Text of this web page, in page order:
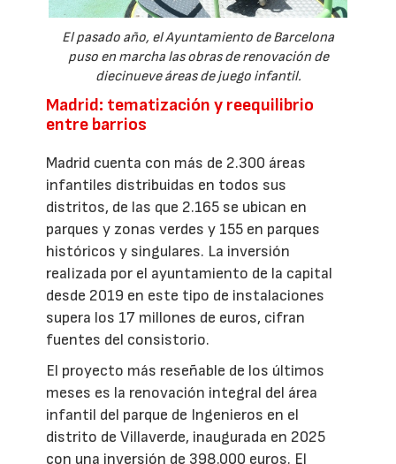
El pasado año, el Ayuntamiento de Barcelona
puso en marcha las obras de renovación de
diecinueve áreas de juego infantil.
Madrid: tematización y reequilibrio
entre barrios
Madrid cuenta con más de 2.300 áreas
infantiles distribuidas en todos sus
distritos, de las que 2.165 se ubican en
parques y zonas verdes y 155 en parques
históricos y singulares. La inversión
realizada por el ayuntamiento de la capital
desde 2019 en este tipo de instalaciones
supera los 17 millones de euros, cifran
fuentes del consistorio.
El proyecto más reseñable de los últimos
meses es la renovación integral del área
infantil del parque de Ingenieros en el
distrito de Villaverde, inaugurada en 2025
con una inversión de 398.000 euros. El